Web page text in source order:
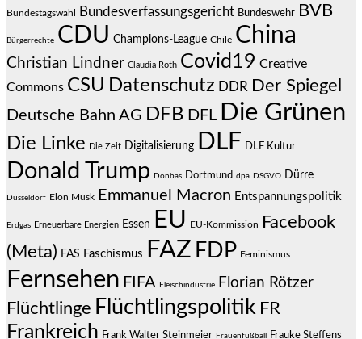
Bundestagswahl Bundesverfassungsgericht Bundeswehr BVB
Bürgerrechte CDU Champions-League Chile China
Christian Lindner Claudia Roth Covid19 Creative
Commons CSU Datenschutz DDR Der Spiegel
Deutsche Bahn AG DFB DFL Die Grünen
Die Linke Die Zeit Digitalisierung DLF DLF Kultur
Donald Trump Donbas Dortmund dpa DSGVO Dürre
Düsseldorf Elon Musk Emmanuel Macron Entspannungspolitik
Erdgas Erneuerbare Energien Essen EU EU-Kommission
Facebook
(Meta) FAS Faschismus FAZ FDP Feminismus
Fernsehen FIFA Fleischindustrie Florian Rötzer
Flüchtlinge Flüchtlingspolitik FR
Frankreich Frank Walter Steinmeier Frauenfußball Frauke Steffens